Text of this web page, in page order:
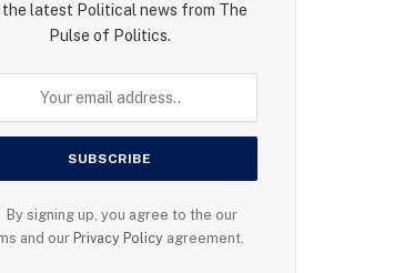
the latest Political news from The
Pulse of Politics.
By signing up, you agree to the our
and our Privacy Policyagreement.